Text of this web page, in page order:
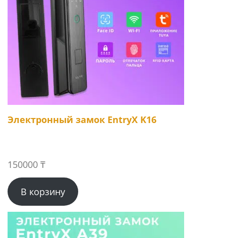
Электронный замок EntryX K16
150000 ₸
В корзину